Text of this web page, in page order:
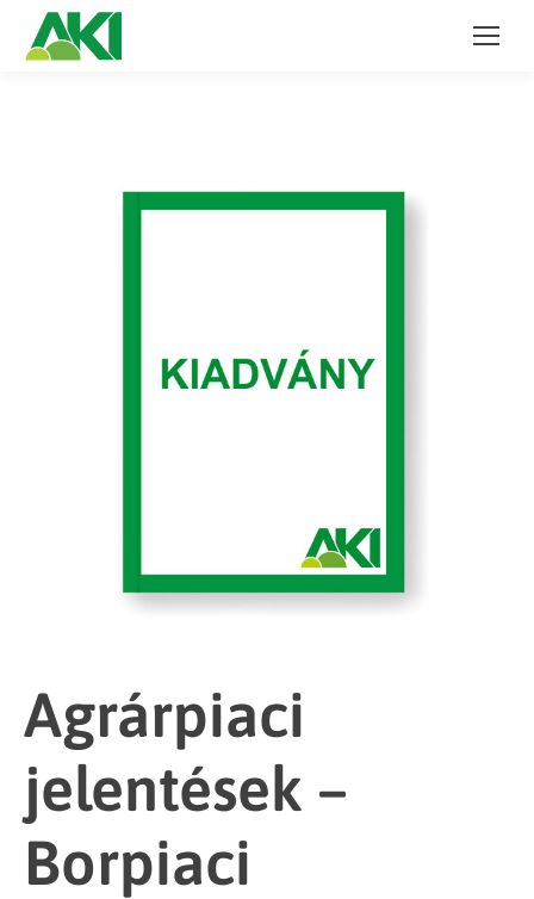
Agrárpiaci
jelentések –
Borpiaci